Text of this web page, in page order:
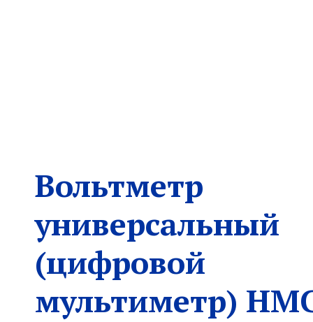
Вольтметр
универсальный
(цифровой
мультиметр)